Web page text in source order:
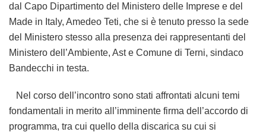
dal Capo Dipartimento del Ministero delle Imprese e del
Made in Italy, Amedeo Teti, che si è tenuto presso la sede
del Ministero stesso alla presenza dei rappresentanti del
Ministero dell’Ambiente, Ast e Comune di Terni, sindaco
Bandecchi in testa.
Nel corso dell’incontro sono stati affrontati alcuni temi
fondamentali in merito all’imminente firma dell’accordo di
programma, tra cui quello della discarica su cui si